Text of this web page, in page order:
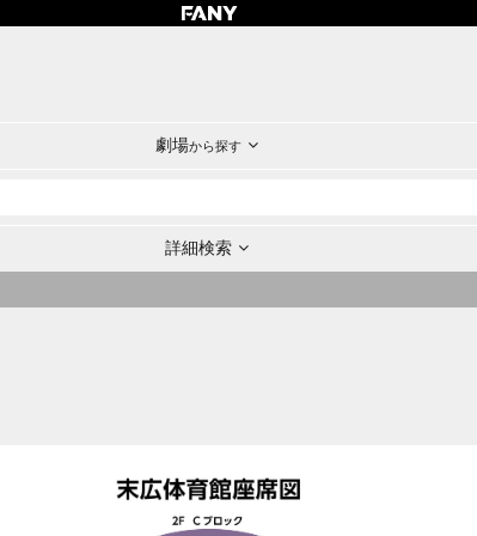
劇場から探す
詳細検索